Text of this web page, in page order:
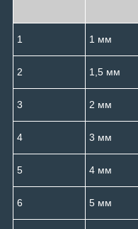
1 1 мм
2 1,5 мм
3 2 мм
4 3 мм
5 4 мм
6 5 мм